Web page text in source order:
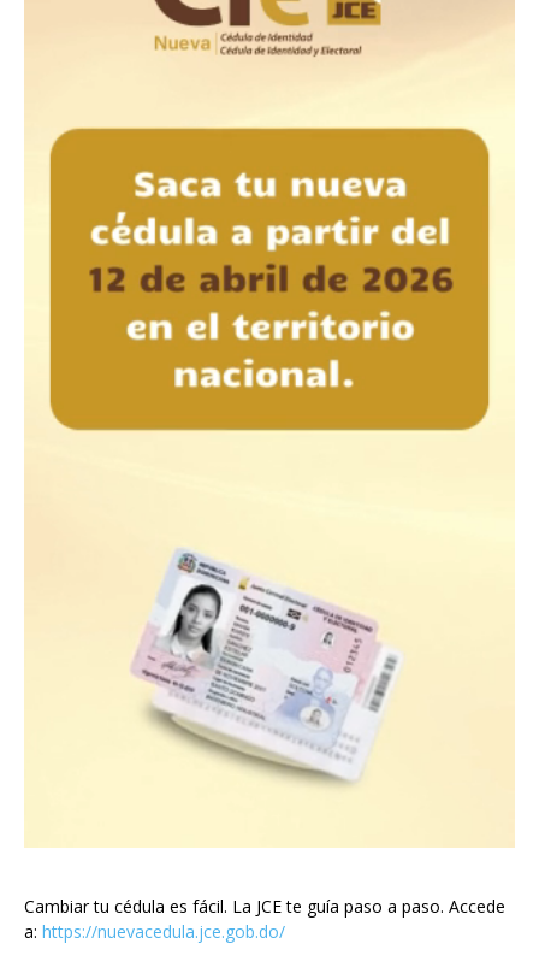
Cambiar tu cédula es fácil. La JCE te guía paso a paso. Accede
a: https://nuevacedula.jce.gob.do/